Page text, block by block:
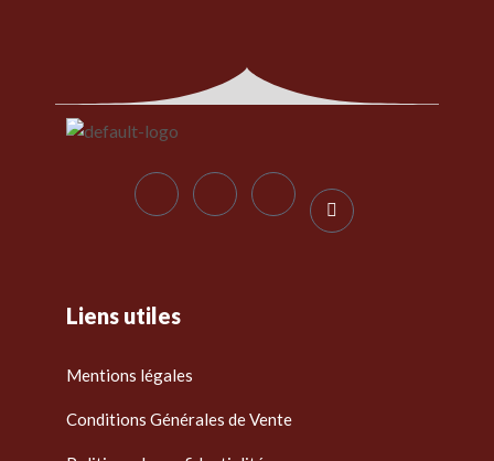
Liens utiles
Mentions légales
Conditions Générales de Vente